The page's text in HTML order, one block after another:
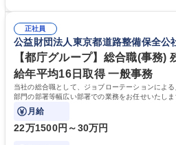
年休120日/デスクワーク中心で残業少なめ
務（各種委員会運営）】 ・学会内におけ
整、資料作成、当日の運営サポート 学歴・資格 学歴：大学院 大学 語学
力： 資格：
正社員
公益財団法人東京都道路整備保全公
【都庁グループ】総合職(事務)
給年平均16日取得 一般事務
当社の総合職として、ジョブローテーションによ
部門の部署等幅広い部署での業務をお任せいたし
ております！ ※下記業務詳細
月給
22万1500円～30万円